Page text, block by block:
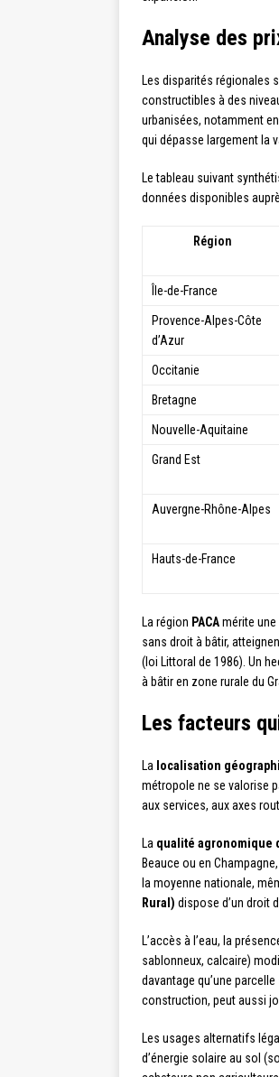
Analyse des
Les disparités régionales
constructibles à des
urbanisées, notamment
qui dépasse largement la
Le tableau suivant
données disponibles
Région
Île-de-France
Provence-Alpes-Côte
d’Azur
Occitanie
Bretagne
Nouvelle-Aquitaine
Grand Est
Auvergne-Rhône-Alpes
Hauts-de-France
La région PACAmérite
sans droit à bâtir,
(loi Littoral de 1986). Un
à bâtir en zone rurale du
Les facteurs
La localisation
métropole ne se valorise
aux services, aux axes
La qualité agronomique
Beauce ou en
la moyenne nationale,
Rural) dispose d’un droit
L’accès à l’eau, la
sablonneux, calcaire)
davantage qu’une
construction, peut aussi
Les usages alternatifs
d’énergie solaire au sol